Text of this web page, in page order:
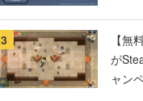
3
【無
が
ャン